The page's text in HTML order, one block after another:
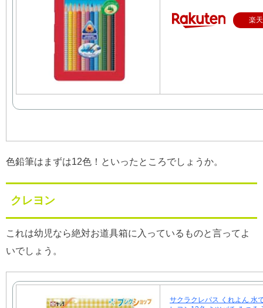
楽
色鉛筆はまずは12色！といったところでしょうか。
クレヨン
これは幼児なら絶対お道具箱に入っているものと言ってよ
いでしょう。
サクラクレパス くれよん 水